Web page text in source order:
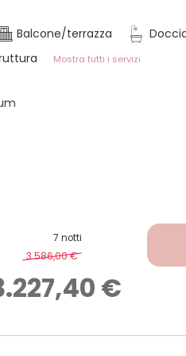
Balcone/terrazza
Mostra tutti i servizi
+ divano letto estraibile
in, asciugacapelli e
7 notti
3.586,00 €
€